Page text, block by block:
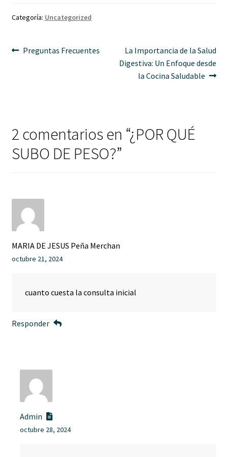
Categoría: Uncategorized
Preguntas Frecuentes
La Importancia de la Salud
Digestiva: Un Enfoque desde
la Cocina Saludable
2 comentarios en “¿POR QUÉ
SUBO DE PESO?”
MARIA DE JESUS Peña Merchan
octubre 21, 2024
cuanto cuesta la consulta inicial
Responder
Admin
octubre 28, 2024